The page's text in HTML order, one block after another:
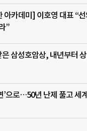
아카데미] 이호영 대표 “
”
삼성호암상, 내년부터
’으로…50년 난제 풀고 세